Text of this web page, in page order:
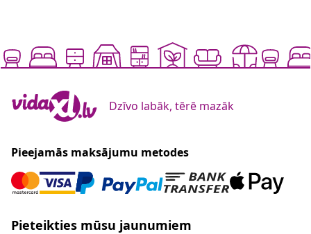
Dzīvo labāk, tērē mazāk
Pieejamās maksājumu metodes
Pieteikties mūsu jaunumiem